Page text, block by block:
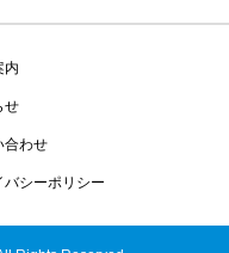
内
せ
合わせ
バシーポリシー